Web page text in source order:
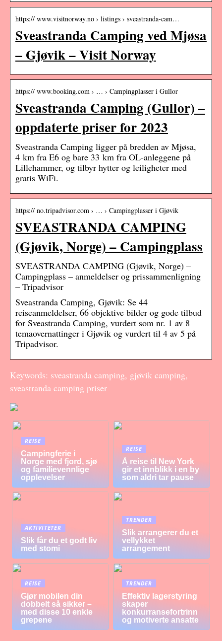
https:// www.visitnorway.no › listings › sveastranda-cam…
Sveastranda Camping ved Mjøsa
– Gjøvik – Visit Norway
https:// www.booking.com › … › Campingplasser i Gullor
Sveastranda Camping (Gullor) –
oppdaterte priser for 2023
Sveastranda Camping ligger på bredden av Mjøsa,
4 km fra E6 og bare 33 km fra OL-anleggene på
Lillehammer, og tilbyr hytter og leiligheter med
gratis WiFi.
https:// no.tripadvisor.com › … › Campingplasser i Gjøvik
SVEASTRANDA CAMPING
(Gjøvik, Norge) – Campingplass
SVEASTRANDA CAMPING (Gjøvik, Norge) –
Campingplass – anmeldelser og prissammenligning
– Tripadvisor
Sveastranda Camping, Gjøvik: Se 44
reiseanmeldelser, 66 objektive bilder og gode tilbud
for Sveastranda Camping, vurdert som nr. 1 av 8
temaovernattinger i Gjøvik og vurdert til 4 av 5 på
Tripadvisor.
Keywords: sveastranda camping, gjøvik camping,
sveastranda camping priser
REISE
Campingferie i
Norge med fjord, sjø
og familievennlige
opplevelser
REISE
Å reise til New York
gir et innblikk i en by
som aldri tar pause
AKTIVITETER
Slik får du et godt liv
med stomi
TRENDER
Slik arrangerer du et
vellykket
arrangement
REISE
Gjør mobilen din
dobbelt så sikker –
med disse 10 enkle
grepene
TRENDER
Effektiv lagerstyring
skaper
konkurransefortrinn
og motiverte ansatte